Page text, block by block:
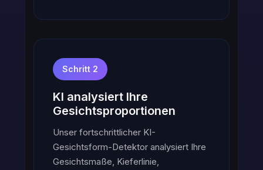
Schritt 2
KI analysiert Ihre
Gesichtsproportionen
Unser fortschrittlicher KI-
Gesichtsform-Detektor analysiert Ihre
Gesichtsmaße, Kieferlinie,